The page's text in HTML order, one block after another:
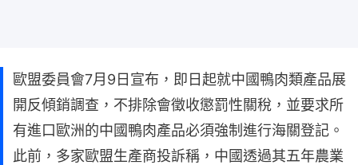
歐盟委員會7月9日宣布，即日起就中國鴨肉類產品展
開反傾銷調查，不排除會徵收懲罰性關稅，並要求所
有進口歐洲的中國鴨肉產品必須強制進行海關登記。
此前，多家歐盟生產商投訴稱，中國透過其五年農業